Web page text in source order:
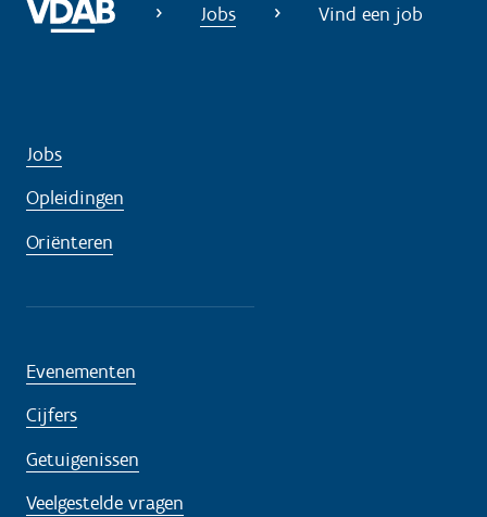
Jobs Vind een job
Jobs
Opleidingen
Oriënteren
Evenementen
Cijfers
Getuigenissen
Veelgestelde vragen